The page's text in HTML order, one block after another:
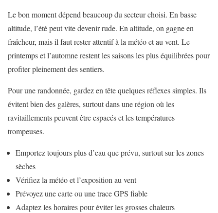
Le bon moment dépend beaucoup du secteur choisi. En basse
altitude, l’été peut vite devenir rude. En altitude, on gagne en
fraîcheur, mais il faut rester attentif à la météo et au vent. Le
printemps et l’automne restent les saisons les plus équilibrées pour
profiter pleinement des sentiers.
Pour une randonnée, gardez en tête quelques réflexes simples. Ils
évitent bien des galères, surtout dans une région où les
ravitaillements peuvent être espacés et les températures
trompeuses.
Emportez toujours plus d’eau que prévu, surtout sur les zones
sèches
Vérifiez la météo et l’exposition au vent
Prévoyez une carte ou une trace GPS fiable
Adaptez les horaires pour éviter les grosses chaleurs